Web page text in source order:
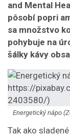
and Mental
pôsobí popri
sa množstvo
pohybuje na
šálky kávy
Energetický nápo
Tak ako